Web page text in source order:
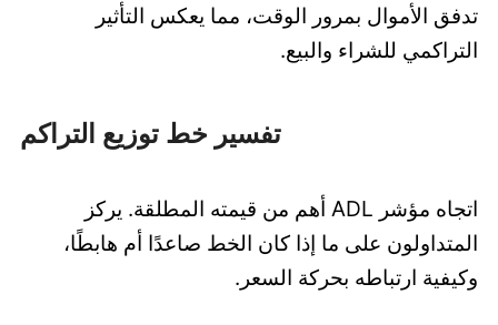
تدفق الأموال بمرور الوقت، مما يعكس التأثير
التراكمي للشراء والبيع.
تفسير خط توزيع التراكم
اتجاه مؤشر ADL أهم من قيمته المطلقة. يركز
المتداولون على ما إذا كان الخط صاعدًا أم هابطًا،
وكيفية ارتباطه بحركة السعر.